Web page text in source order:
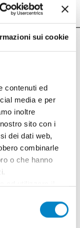
sui cookie
contenuti ed
media e per
inoltre
sito con i
dei dati web,
combinarle
o che hanno